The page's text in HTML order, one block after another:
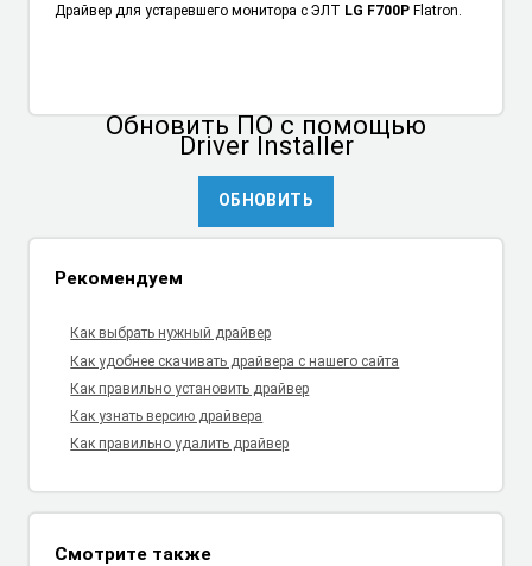
Драйвер для устаревшего монитора с ЭЛТ LG F700PFlatron.
Обновить ПО с помощью
Driver Installer
ОБНОВИТЬ
Рекомендуем
Как выбрать нужный драйвер
Как удобнее скачивать драйвера с нашего сайта
Как правильно установить драйвер
Как узнать версию драйвера
Как правильно удалить драйвер
Смотрите также